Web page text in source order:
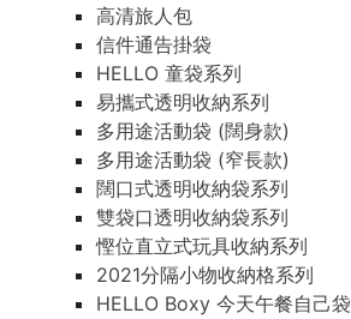
高清旅人包
信件通告掛袋
HELLO 童袋系列
易攜式透明收納系列
多用途活動袋 (闊身款)
多用途活動袋 (窄長款)
闊口式透明收納袋系列
雙袋口透明收納袋系列
慳位直立式玩具收納系列
2021分隔小物收納格系列
HELLO Boxy 今天午餐自己袋